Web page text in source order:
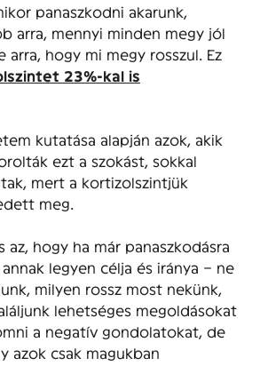
panaszkodni akarunk,
arra, mennyi minden megy jól
arra, hogy mi megy rosszul. Ez
23%-kal is
kutatása alapján azok, akik
ezt a szokást, sokkal
mert a kortizolszintjük
meg.
az, hogy ha már panaszkodásra
legyen célja és iránya – ne
milyen rossz most nekünk,
lehetséges megoldásokat
a negatív gondolatokat, de
azok csak magukban